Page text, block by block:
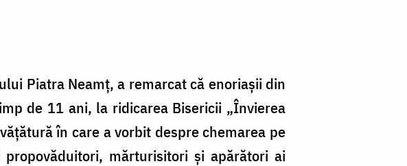
Piatra Neamț, a remarcat că enoriașii din
de 11 ani, la ridicarea Bisericii „Învierea
în care a vorbit despre chemarea pe
mărturisitori și apărători ai